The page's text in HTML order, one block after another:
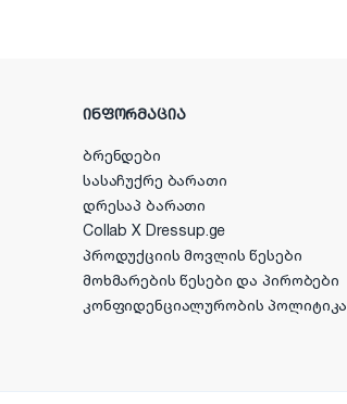
ᲘᲜᲤᲝᲠᲛᲐᲪᲘᲐ
ბრენდები
სასაჩუქრე ბარათი
დრესაპ ბარათი
Collab X Dressup.ge
პროდუქციის მოვლის წესები
მოხმარების წესები და პირობები
კონფიდენციალურობის პოლიტიკა